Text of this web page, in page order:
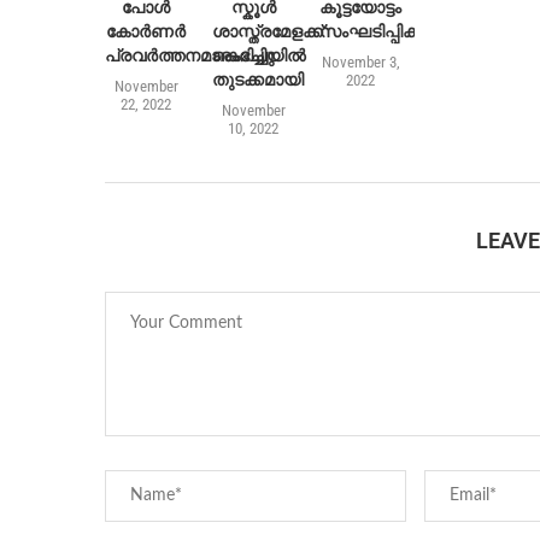
പോൾ
കോർണർ
പ്രവർത്തനമാരംഭിച്ചു
November
22, 2022
സ്കൂൾ
ശാസ്ത്രമേളക്ക്
കൊച്ചിയിൽ
തുടക്കമായി
November
10, 2022
കൂട്ടയോട്ടം
സംഘടിപ്പിക്കുന്നു
November 3,
2022